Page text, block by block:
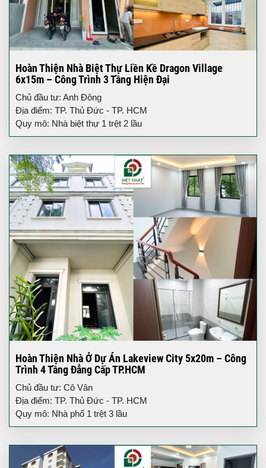
Hoàn Thiện Nhà Biệt Thự Liền Kề Dragon Village
6x15m – Công Trình 3 Tầng Hiện Đại
Chủ đầu tư: Anh Đông
Địa điểm: TP. Thủ Đức - TP. HCM
Quy mô: Nhà biệt thự 1 trệt 2 lầu
Hoàn Thiện Nhà Ở Dự Án Lakeview City 5x20m – Công
Trình 4 Tầng Đẳng Cấp TP.HCM
Chủ đầu tư: Cô Vân
Địa điểm: TP. Thủ Đức - TP. HCM
Quy mô: Nhà phố 1 trệt 3 lầu